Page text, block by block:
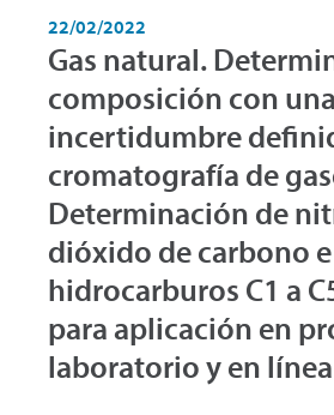
22/02/2022
Gas natural.
composición con una
incertidumbre
cromatografía de
Determinación de
dióxido de carbono e
hidrocarburos C1 a
para aplicación en
laboratorio y en